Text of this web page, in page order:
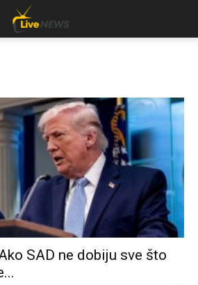
SAD ne dobiju sve što